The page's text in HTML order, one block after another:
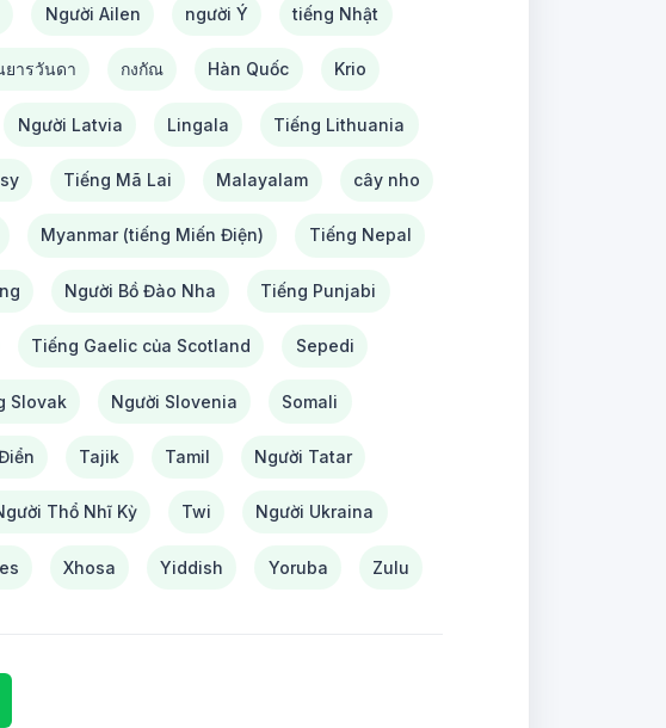
Người Ailen người Ý tiếng Nhật
ยารวันดา กงกัณ Hàn Quốc Krio
Người Latvia Lingala Tiếng Lithuania
Tiếng Mã Lai Malayalam cây nho
Myanmar (tiếng Miến Điện) Tiếng Nepal
Người Bồ Đào Nha Tiếng Punjabi
Tiếng Gaelic của Scotland Sepedi
Slovak Người Slovenia Somali
Tajik Tamil Người Tatar
Thổ Nhĩ Kỳ Twi Người Ukraina
Xhosa Yiddish Yoruba Zulu